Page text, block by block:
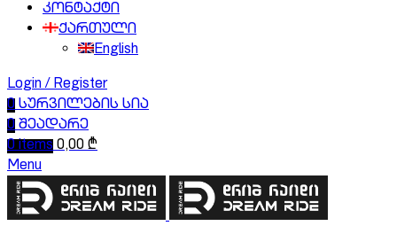
კონტაქტი
ქართული
English
Login / Register
0 სურვილების სია
0 შეადარე
0 items 0,00 ₾
Menu